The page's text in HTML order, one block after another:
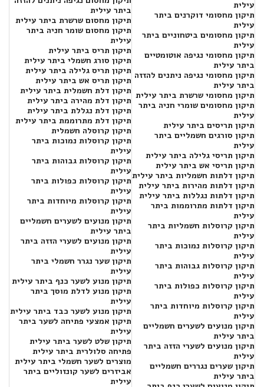
עילית
תיקון מחסומי דוקרנים ביתר
עילית
תיקון מחסומים ביטחוניים ביתר
עילית
תיקון מחסומי נגיפה אוטומטיים
ביתר עילית
תיקון מחסומי נגיפה ניתנים להזזה
ביתר עילית
תיקון מחסומי שרשרת ביתר עילית
תיקון מחסומים שומרי חניה ביתר
עילית
תיקון תריסים ביתר עילית
תיקון סורגים חשמליים ביתר
עילית
תיקון תריסי גלילה ביתר עילית
תיקון תריסי אש ביתר עילית
תיקון דלתות חשמליות ביתר עילית
תיקון דלתות מהירות ביתר עילית
תיקון דלתות נגללות ביתר עילית
תיקון דלתות מתרוממות ביתר
עילית
תיקון קרוסלות חשמליות ביתר
עילית
תיקון קרוסלות נמוכות ביתר
עילית
תיקון קרוסלות גבוהות ביתר
עילית
תיקון קרוסלות כפולות ביתר
עילית
תיקון קרוסלות מיוחדות ביתר
עילית
תיקון מנועים לשערים חשמליים
ביתר עילית
תיקון מנועים לשערי הזזה ביתר
עילית
תיקון שערים נגררים חשמליים
ביתר עילית
ביתר עילית
תיקון מחסום שרשרת ביתר עילית
תיקון מחסום שומר חניה ביתר
עילית
תיקון תריס ביתר עילית
תיקון סורג חשמלי ביתר עילית
תיקון תריס גלילה ביתר עילית
תיקון תריס אש ביתר עילית
תיקון דלת חשמלית ביתר עילית
תיקון דלת מהירה ביתר עילית
תיקון דלת נגללת ביתר עילית
תיקון דלת מתרוממת ביתר עילית
תיקון קרוסלה חשמלית
תיקון קרוסלות נמוכות ביתר
עילית
תיקון קרוסלות גבוהות ביתר
עילית
תיקון קרוסלות כפולות ביתר
עילית
תיקון קרוסלות מיוחדות ביתר
עילית
תיקון מנועים לשערים חשמליים
ביתר עילית
תיקון מנועים לשערי הזזה ביתר
עילית
תיקון שער נגרר חשמלי ביתר
עילית
תיקון מנוע לשער כנף ביתר עילית
תיקון מנוע לדלת מוסך ביתר
עילית
תיקון מנוע לשער כבד ביתר עילית
תיקון אמצעי פתיחה לשער ביתר
עילית
תיקון שלט לשער ביתר עילית
פתיחה סלולרית ביתר עילית
מוצרים לשער חשמלי ביתר עילית
אביזרים לשער קונזוליים ביתר
עילית